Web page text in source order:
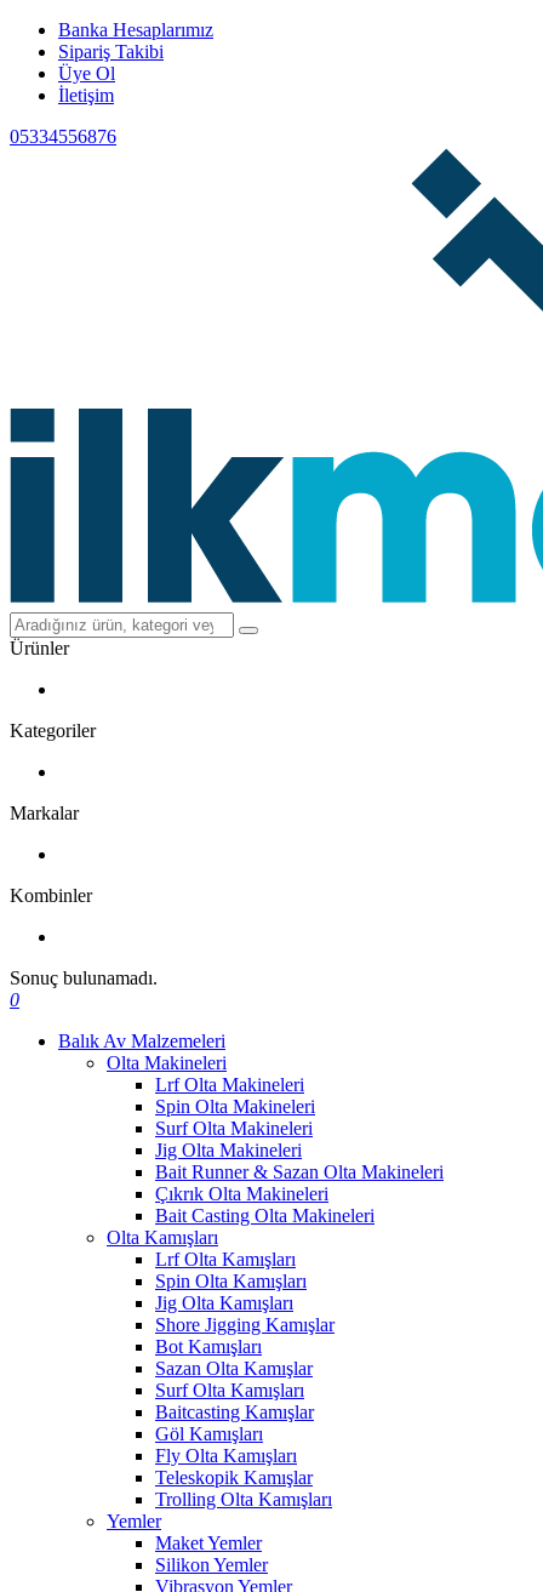
Banka Hesaplarımız
Sipariş Takibi
Üye Ol
İletişim
05334556876
Ürünler
Kategoriler
Markalar
Kombinler
Sonuç bulunamadı.
0
Balık Av Malzemeleri
Olta Makineleri
Lrf Olta Makineleri
Spin Olta Makineleri
Surf Olta Makineleri
Jig Olta Makineleri
Bait Runner & Sazan Olta Makineleri
Çıkrık Olta Makineleri
Bait Casting Olta Makineleri
Olta Kamışları
Lrf Olta Kamışları
Spin Olta Kamışları
Jig Olta Kamışları
Shore Jigging Kamışlar
Bot Kamışları
Sazan Olta Kamışlar
Surf Olta Kamışları
Baitcasting Kamışlar
Göl Kamışları
Fly Olta Kamışları
Teleskopik Kamışlar
Trolling Olta Kamışları
Yemler
Maket Yemler
Silikon Yemler
Vibrasyon Yemler